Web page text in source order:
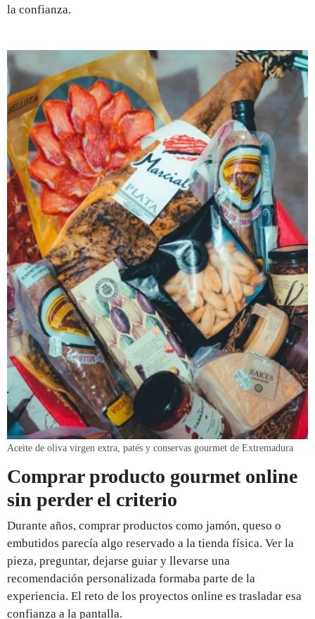
la confianza.
Aceite de oliva virgen extra, patés y conservas gourmet de Extremadura
Comprar producto gourmet online
sin perder el criterio
Durante años, comprar productos como jamón, queso o
embutidos parecía algo reservado a la tienda física. Ver la
pieza, preguntar, dejarse guiar y llevarse una
recomendación personalizada formaba parte de la
experiencia. El reto de los proyectos online es trasladar esa
confianza a la pantalla.